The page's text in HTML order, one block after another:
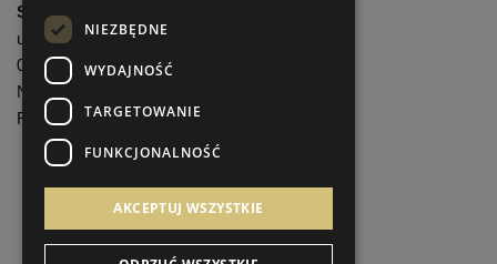
StrefaLuksusu.pl
ul. Bartycka 24/26 Pawilon 227
00-716 Warszawa
NIP: 8251972213
REGON: 06035139
Menu informacyjne
NIEZBĘDNE
WYDAJNOŚĆ
TARGETOWANIE
FUNKCJONALNOŚĆ
AKCEPTUJ WSZYSTKIE